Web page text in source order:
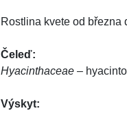
Rostlina kvete od března
Čeleď:
Hyacinthaceae –
Výskyt: